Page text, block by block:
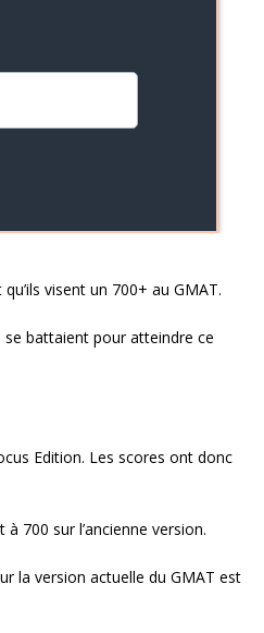
visent un 700+ au GMAT.
se battaient pour atteindre ce
Edition. Les scores ont donc
700 sur l’ancienne version.
la version actuelle du GMAT est